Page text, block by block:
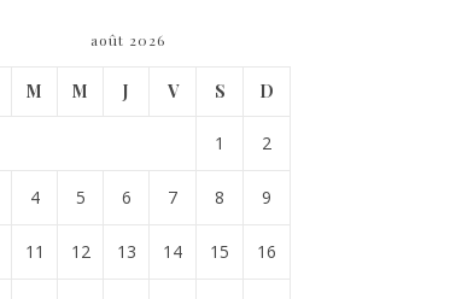
août 2026
M M J V S D
1 2
4 5 6 7 8 9
11 12 13 14 15 16